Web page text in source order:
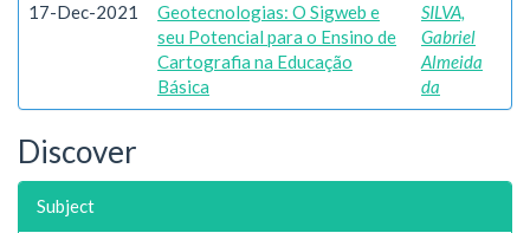
17-Dec-2021
Geotecnologias: O Sigweb e
seu Potencial para o Ensino de
Cartografia na Educação
Básica
SILVA,
Gabriel
Almeida
da
Discover
Subject